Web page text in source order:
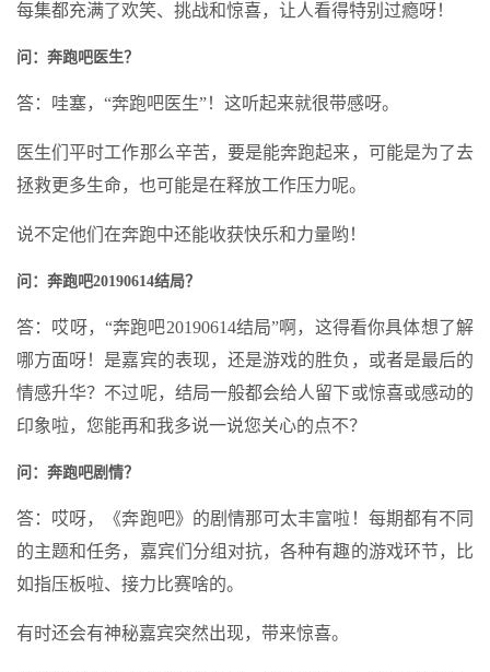
每集都充满了欢笑、挑战和惊喜，让人看得特别过瘾呀！
问：奔跑吧医生？
答：哇塞，“奔跑吧医生”！这听起来就很带感呀。
医生们平时工作那么辛苦，要是能奔跑起来，可能是为了去
拯救更多生命，也可能是在释放工作压力呢。
说不定他们在奔跑中还能收获快乐和力量哟！
问：奔跑吧20190614结局？
答：哎呀，“奔跑吧20190614结局”啊，这得看你具体想了解
哪方面呀！是嘉宾的表现，还是游戏的胜负，或者是最后的
情感升华？不过呢，结局一般都会给人留下或惊喜或感动的
印象啦，您能再和我多说一说您关心的点不？
问：奔跑吧剧情？
答：哎呀，《奔跑吧》的剧情那可太丰富啦！每期都有不同
的主题和任务，嘉宾们分组对抗，各种有趣的游戏环节，比
如指压板啦、接力比赛啥的。
有时还会有神秘嘉宾突然出现，带来惊喜。